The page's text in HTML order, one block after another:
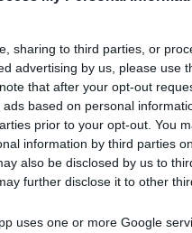
sharing to third parties, or
advertising by us, please use
that after your opt-out
based on personal
prior to your opt-out. You
information by third parties
also be disclosed by us to
further disclose it to other
uses one or more Google
Alaska 6000 del 1998.
il prodotto? O indicarmi